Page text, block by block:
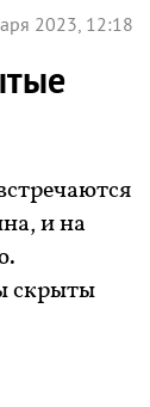
2023, 12:18
и на
скрыты